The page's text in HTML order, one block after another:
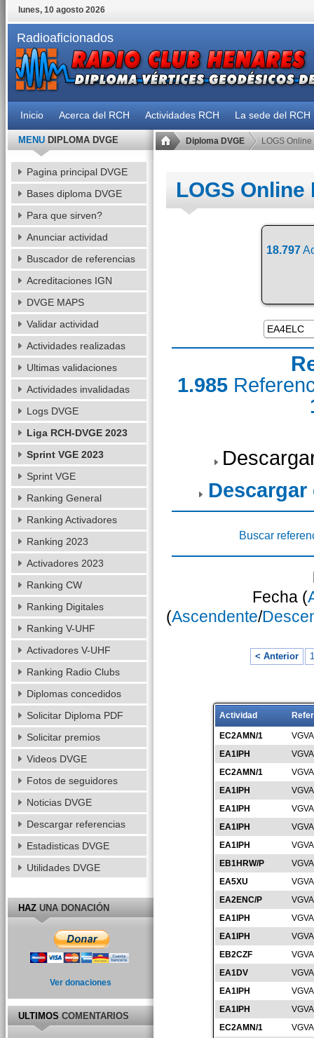
lunes, 10 agosto 2026
Radioaficionados
Inicio Acerca del RCH Actividades RCH La sede del RCH
Diploma DVGE LOGS Online
LOGS Online
18.797
1.985
Descargar
Buscar
Fecha (
(Ascendente/
< Anterior 1
Actividad
EC2AMN/1
EA1IPH
EC2AMN/1
EA1IPH
EA1IPH
EA1IPH
EA1IPH
EB1HRW/P
EA5XU
EA2ENC/P
EA1IPH
EA1IPH
EB2CZF
EA1DV
EA1IPH
EA1IPH
EC2AMN/1
MENUDIPLOMA DVGE
Pagina principal DVGE
Bases diploma DVGE
Para que sirven?
Anunciar actividad
Buscador de referencias
Acreditaciones IGN
DVGE MAPS
Validar actividad
Actividades realizadas
Ultimas validaciones
Actividades invalidadas
Logs DVGE
Liga RCH-DVGE 2023
Sprint VGE 2023
Sprint VGE
Ranking General
Ranking Activadores
Ranking 2023
Activadores 2023
Ranking CW
Ranking Digitales
Ranking V-UHF
Activadores V-UHF
Ranking Radio Clubs
Diplomas concedidos
Solicitar Diploma PDF
Solicitar premios
Videos DVGE
Fotos de seguidores
Noticias DVGE
Descargar referencias
Estadisticas DVGE
Utilidades DVGE
HAZUNA DONACIÓN
Ver donaciones
ULTIMOSCOMENTARIOS